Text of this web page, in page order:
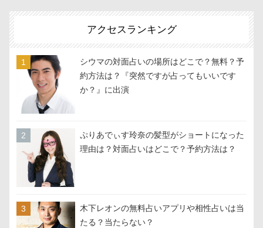
アクセスランキング
シウマの対面占いの場所はどこで？無料？予
約方法は？『突然ですが占ってもいいです
か？』に出演
ぷりあでぃす玲奈の髪型がショートになった
理由は？対面占いはどこで？予約方法は？
木下レオンの無料占いアプリや相性占いは当
たる？当たらない？